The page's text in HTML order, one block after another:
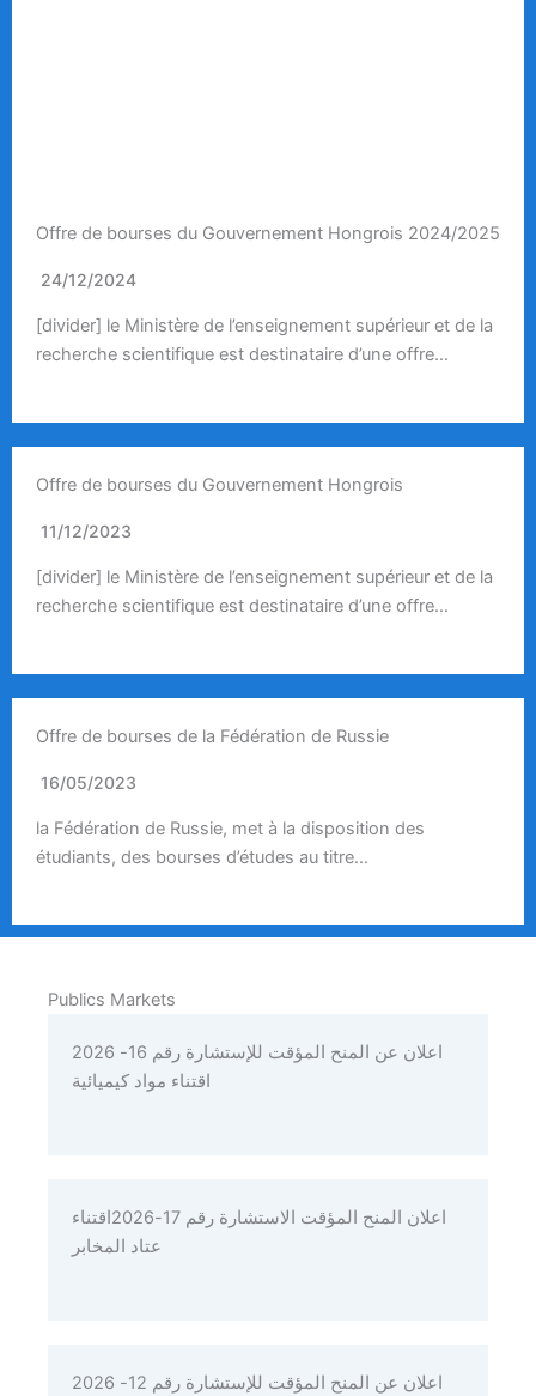
Offre de bourses du Gouvernement Hongrois 2024/2025
24/12/2024
[divider] le Ministère de l’enseignement supérieur et de la
recherche scientifique est destinataire d’une offre…
Offre de bourses du Gouvernement Hongrois
11/12/2023
[divider] le Ministère de l’enseignement supérieur et de la
recherche scientifique est destinataire d’une offre…
Offre de bourses de la Fédération de Russie
16/05/2023
la Fédération de Russie, met à la disposition des
étudiants, des bourses d’études au titre…
Publics Markets
اعلان عن المنح المؤقت للإستشارة رقم 16- 2026
اقتناء مواد كيميائية
اعلان المنح المؤقت الاستشارة رقم 17-2026اقتناء
عتاد المخابر
اعلان عن المنح المؤقت للإستشارة رقم 12- 2026